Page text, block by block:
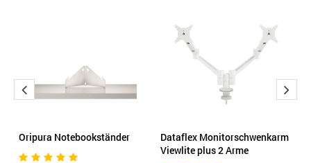
Oripura Notebookständer
Dataflex Monitorschwenkarm
Viewlite plus 2 Arme